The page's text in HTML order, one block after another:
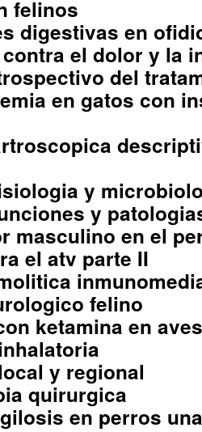
felinos
digestivas en
el dolor y la
del
en gatos con
y
y
masculino en el
el atv parte II
felino
ketamina en
y regional
quirurgica
en perros